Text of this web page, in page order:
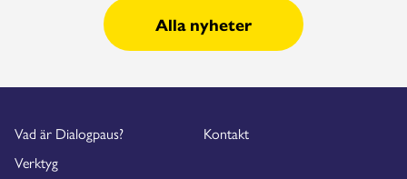
Alla nyheter
Vad är Dialogpaus?
Verktyg
Kontakt